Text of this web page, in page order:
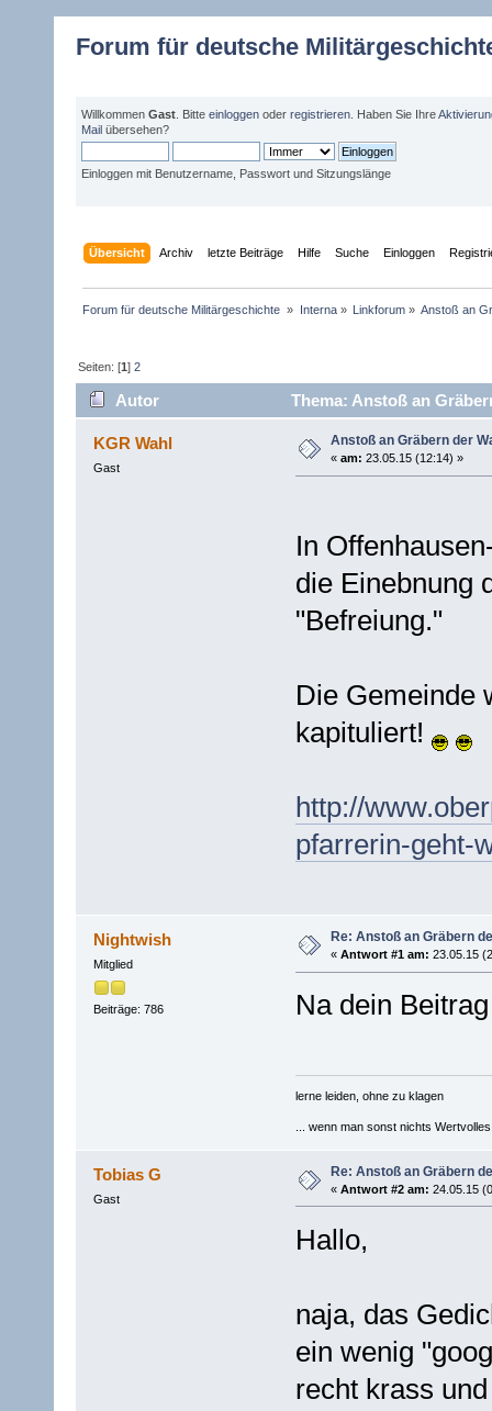
Forum für deutsche
Willkommen Gast . Bitte einloggen oder registrieren . Haben Sie Ihre
Mail übersehen?
Einloggen mit Benutzername, Passwort und Sitzungslänge
Übersicht Archiv letzte Beiträge Hilfe Suche Einloggen
Forum für deutsche Militärgeschichte » Interna» Linkforum» Anstoß an
Seiten: [1]2
Autor Thema: Anstoß an
KGR Wahl
Gast
Anstoß an Gräbern der
« am: 23.05.15 (12:14) »
In
die Einebnung
"Befreiung."
Die Gemeinde
kapituliert!
http://
pfarrerin-geht-
Nightwish
Mitglied
Beiträge: 786
Re: Anstoß an Gräbern
« Antwort #1 am: 23.05.15
Na dein
lerne leiden, ohne zu klagen
... wenn man sonst nichts
Tobias G
Gast
Re: Anstoß an Gräbern
« Antwort #2 am: 24.05.15
Hallo,
naja, das
ein wenig
recht krass